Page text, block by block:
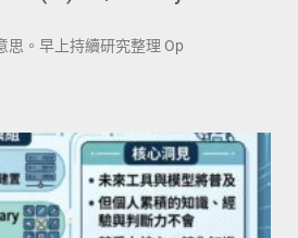
思。早上持續研究整理 Op